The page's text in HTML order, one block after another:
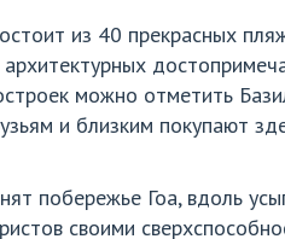
из 40 прекрасных
можно отметить
и близким покупают
побережье Гоа, вдоль
своими